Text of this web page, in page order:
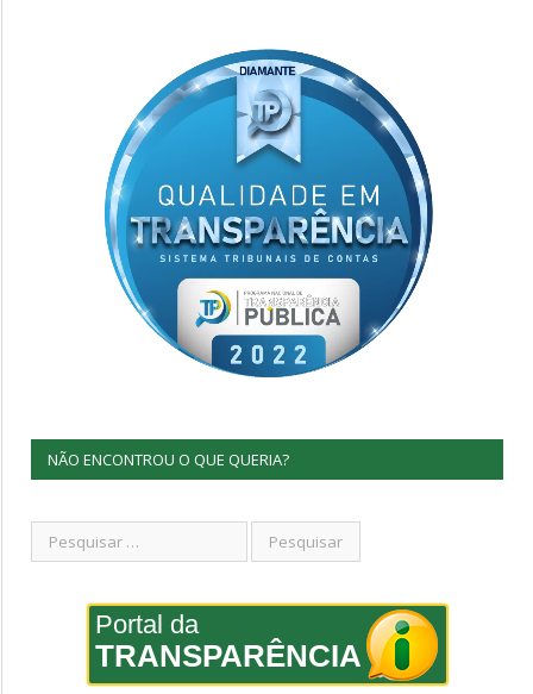
NÃO ENCONTROU O QUE QUERIA?
Portal da
TRANSPARÊNCIA